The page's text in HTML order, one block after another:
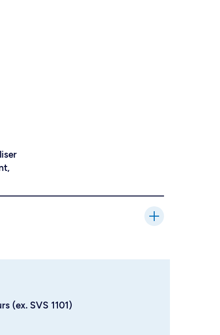
(ex. SVS 1101)